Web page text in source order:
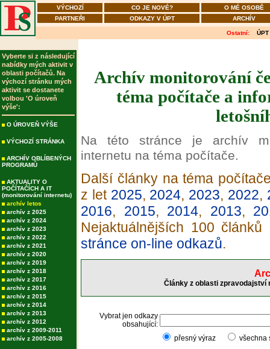
VÝCHOZÍ CO JE NOVÉ?
O MÉ OSOBĚ
PARTNEŘI
ODKAZY V ÚPT ARCHÍV
Ostatní: ÚPT
Vyberte si z následující
nabídky mých aktivit v
oblasti počítačů. Na
výchozí stránku mých
aktivit se dostanete
volbou 'O úroveň
výše':
O ÚROVEŇ VÝŠE
VÝCHOZÍ STRÁNKA
ARCHÍV OBLÍBENÝCH
PROGRAMŮ
AKTUALITY O
POČÍTAČÍCH A IT
(monitorování internetu)
archív letos
archív z 2025
archív z 2024
archív z 2023
archív z 2022
archív z 2021
archív z 2020
archív z 2019
archív z 2018
archív z 2017
archív z 2016
archív z 2015
archív z 2014
archív z 2013
archív z 2012
archív z 2009-2011
archív z 2005-2008
Archív monitorování
téma počítače a
Na této stránce je archív
internetu na téma počítače.
Další články na téma
z let 2025, 2024, 2023, 2022,
2016, 2015, 2014, 2013,
Nejaktuálnějších 100
stránce on-line odkazů.
Články z oblasti
Vybrat jen odkazy
obsahující:
přesný výraz